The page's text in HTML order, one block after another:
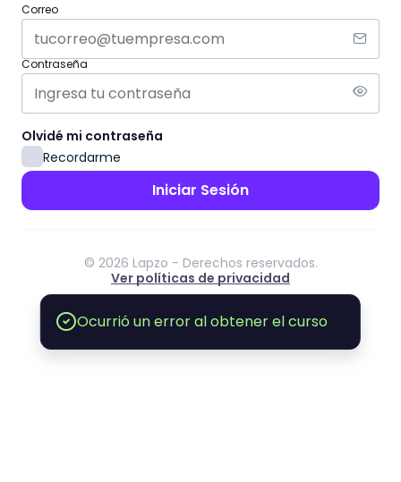
Correo
Contraseña
Olvidé mi contraseña
Recordarme
Iniciar Sesión
© 2026 Lapzo - Derechos reservados.
Ver políticas de privacidad
Ocurrió un error al obtener el curso